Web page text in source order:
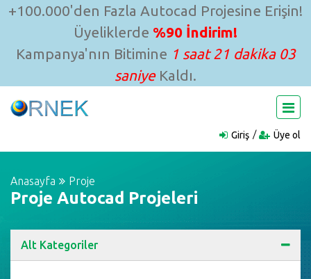
+100.000'den Fazla Autocad Projesine Erişin!
Üyeliklerde %90 İndirim!
Kampanya'nın Bitimine 1 saat 21 dakika 02
saniyeKaldı.
Giriş Üye ol
Anasayfa Proje
Proje Autocad Projeleri
Alt Kategoriler